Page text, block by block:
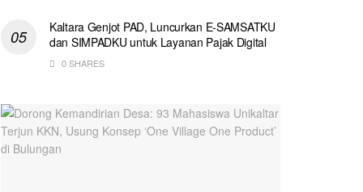
Kaltara Genjot PAD, Luncurkan E-SAMSATKU
dan SIMPADKU untuk Layanan Pajak Digital
0 SHARES